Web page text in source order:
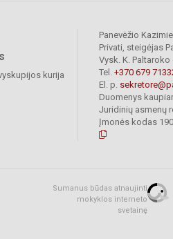
kurija
Panevėžio
Privati, steigėjas
Vysk. K. Paltaroko
Tel. +370 679
El. p.
Duomenys
Juridinių asmenų
Įmonės kodas
Sumanus būdas atnaujinti
mokyklos interneto
svetainę